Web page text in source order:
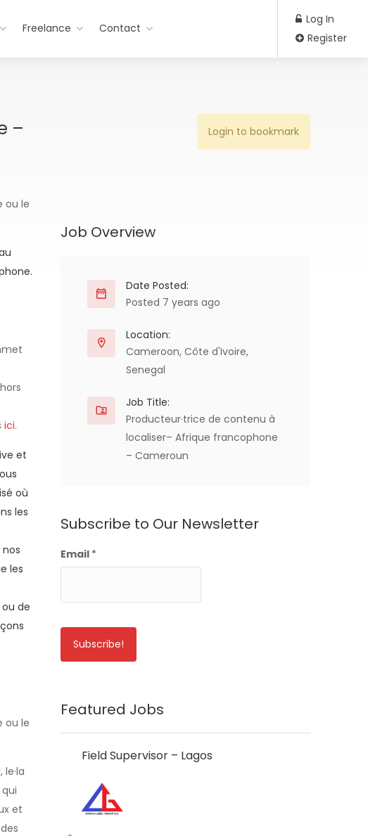
Freelance Contact
Log In
Register
–
Login to bookmark
ou le
ici.
et
où
les
les
de
ou le
et
Job Overview
Date Posted:
Posted 7 years ago
Location:
Cameroon, Côte d'Ivoire,
Senegal
Job Title:
Producteur·trice de contenu à
localiser– Afrique francophone
– Cameroun
Subscribe to Our Newsletter
Email *
Featured Jobs
Field Supervisor – Lagos